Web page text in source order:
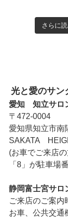
さらに
光と愛のサン
愛知 知立サロ
〒472-0004
愛知県知立市南
SAKATA
(お車でご来店
「8」が駐車場
静岡富士宮サロ
ご来店のご案内
お車、公共交通